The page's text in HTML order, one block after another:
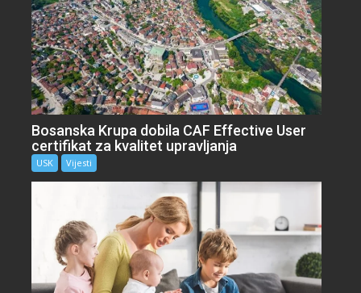
Bosanska Krupa dobila CAF Effective User
certifikat za kvalitet upravljanja
USK Vijesti